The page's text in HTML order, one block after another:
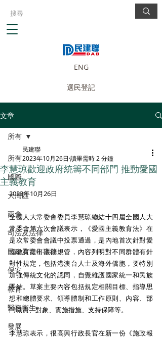
ENG
選民登記
文章
所有
國際
大灣區
兩會
司法及法律
民政及青年事務
保安
教育
醫務衛生
發展
所有
李慧琼歡迎政府統籌不同部門 推動愛國
主義教育
民建聯
2023年10月26日 讀畢需時 2 分鐘
2023年10月26日
全國人大常委會委員李慧琼總結十四屆全國人大
常委會第六次會議表示，《愛國主義教育法》在
是次常委會會議中投票通過，是內地首次針對愛
國教育提出法律規管，內容列明對不同群體有針
對性規定，包括港澳台人士及海外僑胞，要特別
加強傳統文化的認同，自覺維護國家統一和民族
團結。草案主要內容包括規定相關目標、指導思
想和總體要求、領導體制和工作原則、內容、部
門職責、對象、實施措施、支持保障等。
李慧琼表示，很高興行政長官在新一份《施政報